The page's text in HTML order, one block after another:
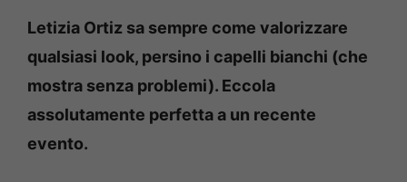
Letizia Ortiz sa sempre come valorizzare
qualsiasi look, persino i capelli bianchi (che
mostra senza problemi). Eccola
assolutamente perfetta a un recente
evento.